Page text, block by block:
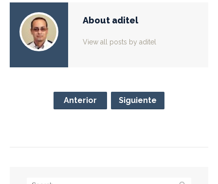
About aditel
View all posts by aditel
Anterior Siguiente